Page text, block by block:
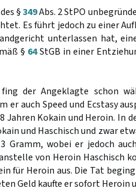
§349Abs. 2 StPO
Es führt jedoch zu einer
unterlassen hat,
§ 64StGB in einer
der Angeklagte schon
er auch Speed und Ecstasy
Jahren Kokain und Heroin. In
und Haschisch und zwar
Gramm, wobei er jedoch
von Heroin Haschisch
für Heroin aus. Die Tat
Geld kaufte er sofort Heroin